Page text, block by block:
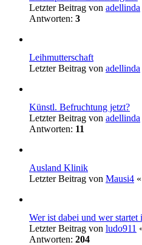
Letzter Beitrag von adellinda
Antworten: 3
Leihmutterschaft
Letzter Beitrag von adellinda
Künstl. Befruchtung jetzt?
Letzter Beitrag von adellinda
Antworten: 11
Ausland Klinik
Letzter Beitrag von Mausi4 «
Wer ist dabei und wer startet
Letzter Beitrag von ludo911
Antworten: 204